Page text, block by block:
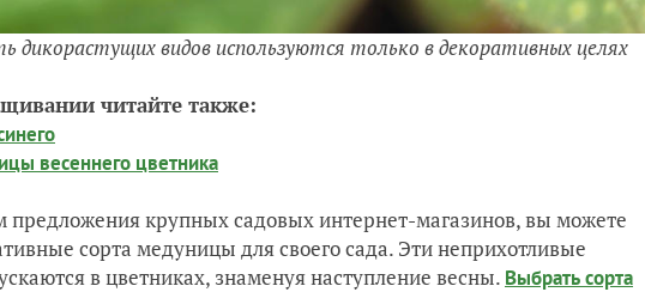
видов используются только в декоративных целях
читайте также:
весеннего цветника
крупных садовых интернет-магазинов, вы можете
сорта медуницы для своего сада. Эти неприхотливые
в цветниках, знаменуя наступление весны. Выбрать сорта